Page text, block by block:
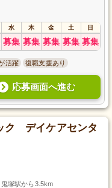
水 木 金 土 日
募集 募集 募集 募集 募集
活躍 復職支援あり
応募画面へ進む
ク デイケアセンタ
塚駅から3.5km